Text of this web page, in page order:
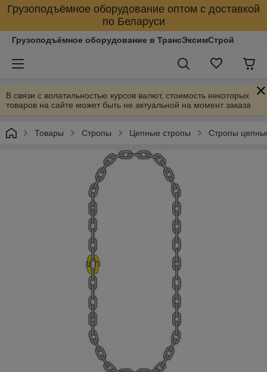
Грузоподъёмное оборудование оптом с доставкой
по Беларуси
Грузоподъёмное оборудование в ТрансЭксимСтрой
В связи с волатильностью курсов валют, стоимость некоторых
товаров на сайте может быть не актуальной на момент заказа
Товары Стропы Цепные стропы Стропы